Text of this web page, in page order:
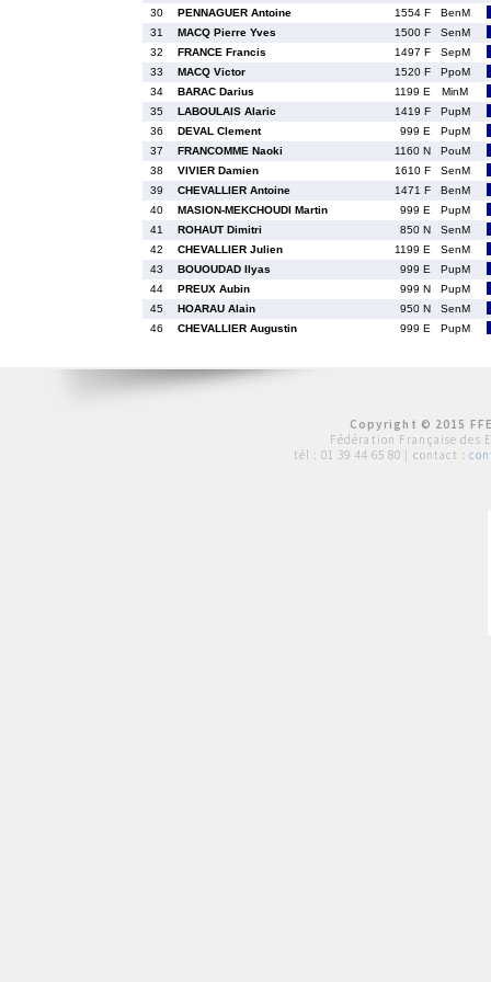
30 PENNAGUER Antoine 1554 F
BenM
31
MACQ Pierre Yves 1500 F
SenM
32
FRANCE Francis 1497 F
SepM
33
MACQ Victor 1520 F
PpoM
34
BARAC Darius 1199 E
MinM
35
LABOULAIS Alaric 1419 F
PupM
36
DEVAL Clement 999 E
PupM
37
FRANCOMME Naoki 1160 N
PouM
38
VIVIER Damien 1610 F
SenM
39
CHEVALLIER Antoine 1471 F
BenM
40
MASION-MEKCHOUDI Martin 999 E
PupM
41
ROHAUT Dimitri 850 N
SenM
42
CHEVALLIER Julien 1199 E
SenM
43
BOUOUDAD Ilyas 999 E
PupM
44
PREUX Aubin 999 N
PupM
45
HOARAU Alain 950 N
SenM
46
CHEVALLIER Augustin 999 E PupM
Copyright © 2015
Fédération Française des
tél : 01 39 44 65 80 | contact :